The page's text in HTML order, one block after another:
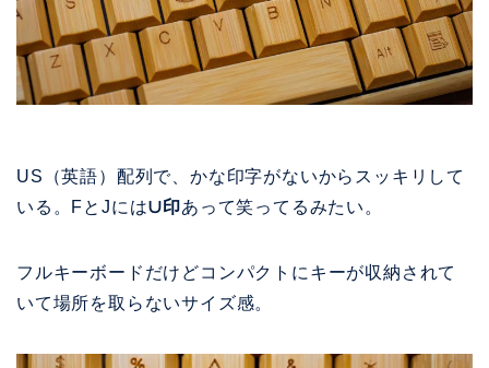
US（英語）配列で、 かな印字がないからスッキリして
いる。FとJには∪印あって笑ってるみたい。
フルキーボードだけどコンパクトにキーが収納されて
いて場所を取らないサイズ感。